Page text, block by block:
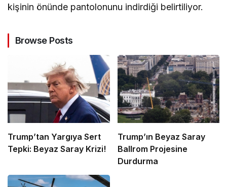
kişinin önünde pantolonunu indirdiği belirtiliyor.
Browse Posts
Trump’tan Yargıya Sert
Tepki: Beyaz Saray Krizi!
Trump’ın Beyaz Saray
Ballrom Projesine
Durdurma